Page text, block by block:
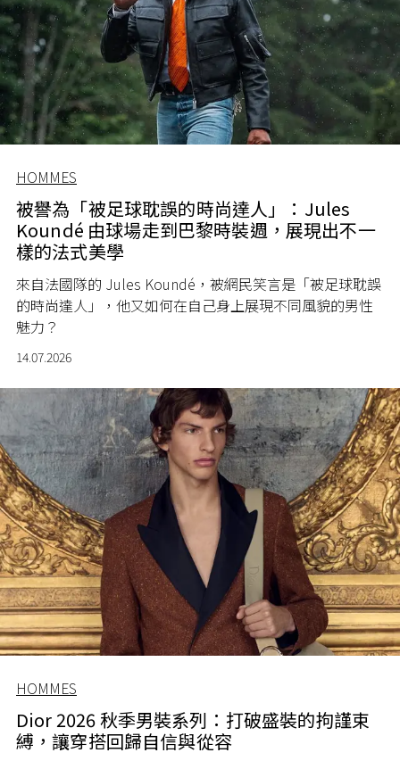
HOMMES
被譽為「被足球耽誤的時尚達人」：Jules
Koundé 由球場走到巴黎時裝週，展現出不一
樣的法式美學
來自法國隊的 Jules Koundé，被網民笑言是「被足球耽誤
的時尚達人」，他又如何在自己身上展現不同風貌的男性
魅力？
14.07.2026
HOMMES
Dior 2026 秋季男裝系列：打破盛裝的拘謹束
縛，讓穿搭回歸自信與從容